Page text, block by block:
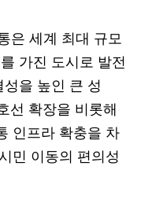
은 세계 최대 규모
가진 도시로 발전
을 높인 큰 성
선 확장을 비롯해
인프라 확충을 차
민 이동의 편의성